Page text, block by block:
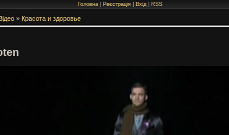
Головна Реєстрація Вхід RSS
» Красота и здоровье